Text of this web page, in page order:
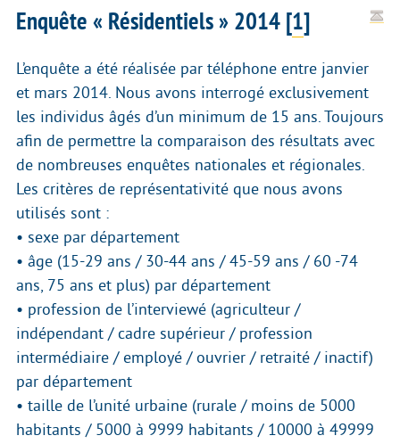
Enquête « Résidentiels » 2014 [1]
L’enquête a été réalisée par téléphone entre janvier
et mars 2014. Nous avons interrogé exclusivement
les individus âgés d’un minimum de 15 ans. Toujours
afin de permettre la comparaison des résultats avec
de nombreuses enquêtes nationales et régionales.
Les critères de représentativité que nous avons
utilisés sont :
• sexe par département
• âge (15-29 ans / 30-44 ans / 45-59 ans / 60 -74
ans, 75 ans et plus) par département
• profession de l’interviewé (agriculteur /
indépendant / cadre supérieur / profession
intermédiaire / employé / ouvrier / retraité / inactif)
par département
• taille de l’unité urbaine (rurale / moins de 5000
habitants / 5000 à 9999 habitants / 10000 à 49999